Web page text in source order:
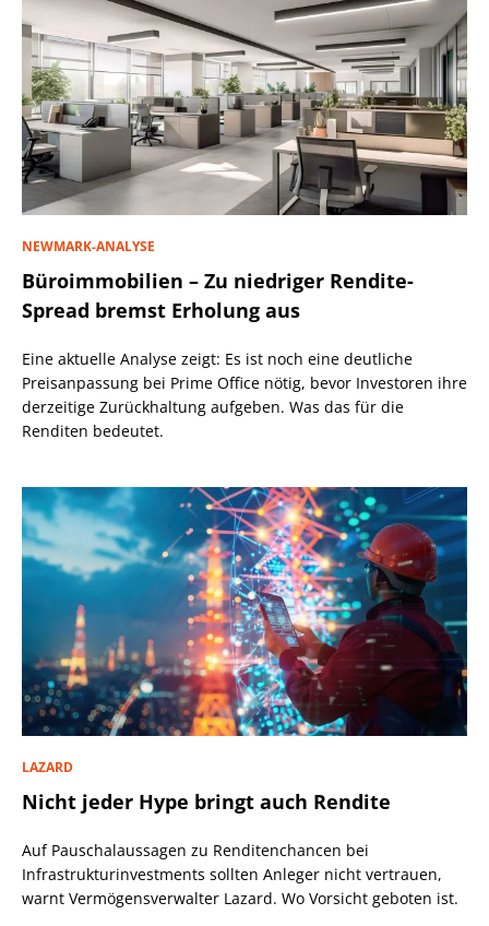
NEWMARK-ANALYSE
Büroimmobilien – Zu niedriger Rendite-
Spread bremst Erholung aus
Eine aktuelle Analyse zeigt: Es ist noch eine deutliche
Preisanpassung bei Prime Office nötig, bevor Investoren ihre
derzeitige Zurückhaltung aufgeben. Was das für die
Renditen bedeutet.
LAZARD
Nicht jeder Hype bringt auch Rendite
Auf Pauschalaussagen zu Renditenchancen bei
Infrastrukturinvestments sollten Anleger nicht vertrauen,
warnt Vermögensverwalter Lazard. Wo Vorsicht geboten ist.